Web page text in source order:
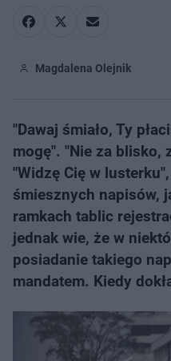
Magdalena Olejnik
"Dawaj śmiało, Ty
mogę". "Nie za blisko,
"Widzę Cię w
śmiesznych napisów,
ramkach tablic
jednak wie, że w
posiadanie takiego
mandatem. Kiedy